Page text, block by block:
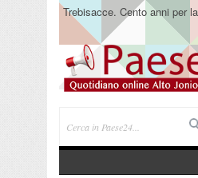
Trebisacce. Cento anni per
di San Rocco.